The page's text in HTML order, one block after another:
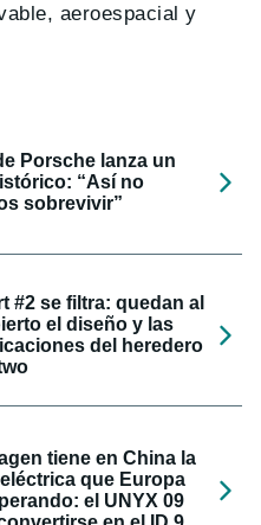
aeroespacial y
Porsche lanza un
“Así no
sobrevivir”
#2 se filtra: quedan al
el diseño y las
del heredero
tiene en China la
que Europa
el UNYX 09